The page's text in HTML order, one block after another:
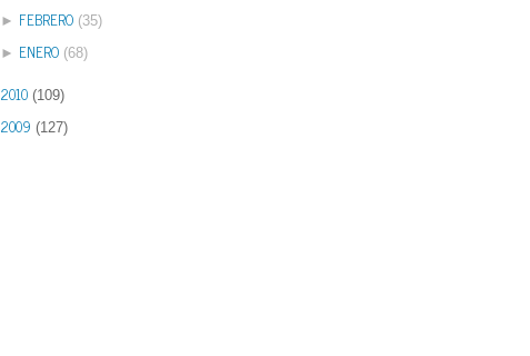
► FEBRERO (35)
► ENERO (68)
2010 (109)
2009 (127)